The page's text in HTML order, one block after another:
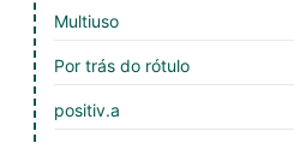
Multiuso
Por trás do rótulo
positiv.a